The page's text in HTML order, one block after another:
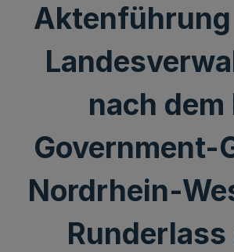
nach dem
Government-
Nordrhein-
Runderlass